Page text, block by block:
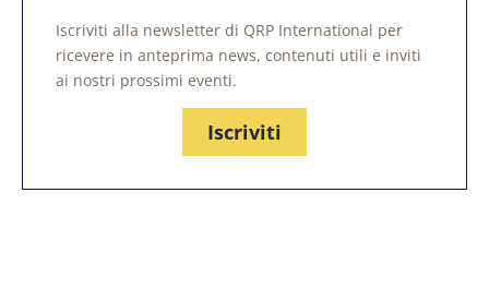
Iscriviti alla newsletter di QRP International per
ricevere in anteprima news, contenuti utili e inviti
ai nostri prossimi eventi.
Iscriviti